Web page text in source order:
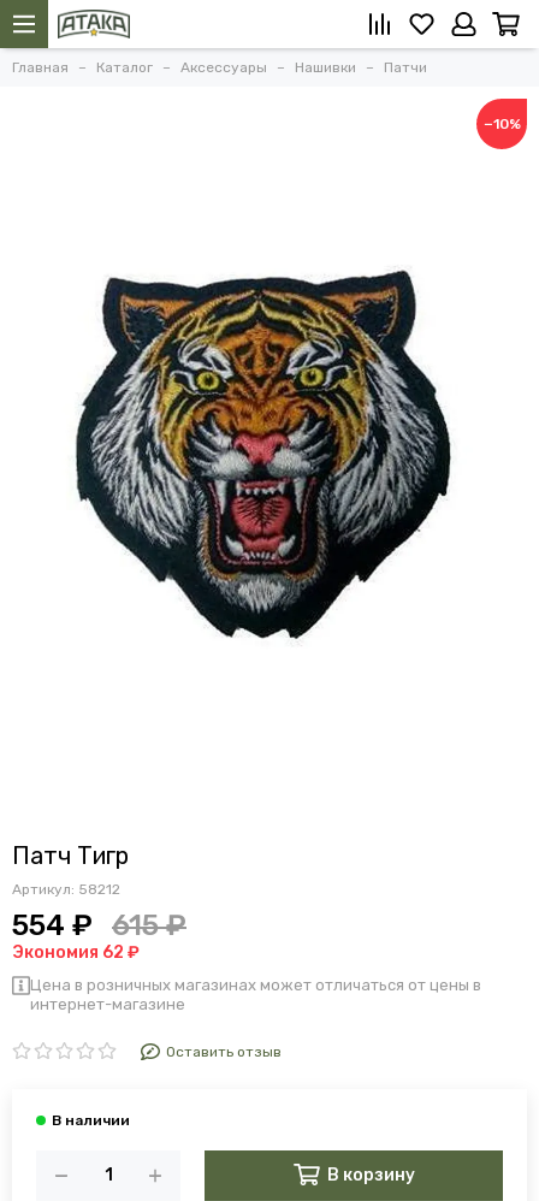
Главная Каталог Аксессуары Нашивки Патчи
−10%
Патч Тигр
Артикул: 58212
554 ₽ 615 ₽
Экономия 62 ₽
Цена в розничных магазинах может отличаться от цены в
интернет-магазине
Оставить отзыв
В корзину